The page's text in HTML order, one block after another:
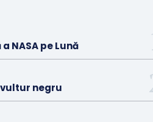
NASA pe Lună
negru